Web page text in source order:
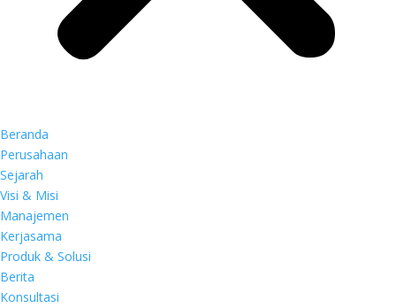
Beranda
Perusahaan
Sejarah
Visi & Misi
Manajemen
Kerjasama
Produk & Solusi
Berita
Konsultasi